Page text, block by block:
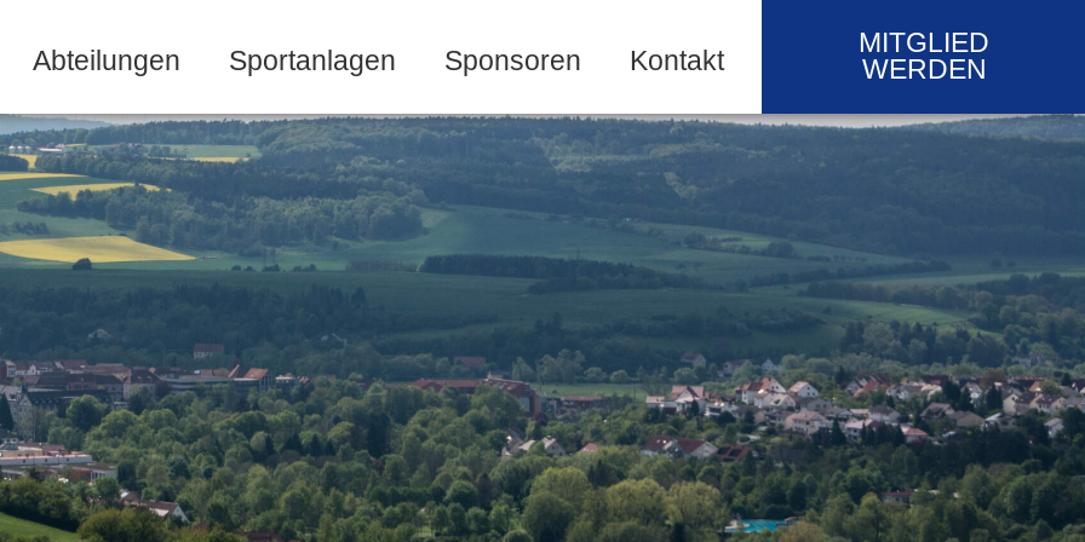
Abteilungen Sportanlagen Sponsoren Kontakt
MITGLIED
WERDEN